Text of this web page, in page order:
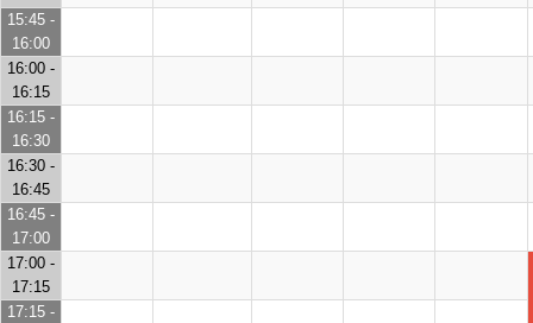
15:45 -
16:00
16:00 -
16:15
16:15 -
16:30
16:30 -
16:45
16:45 -
17:00
17:00 -
17:15
17:15 -